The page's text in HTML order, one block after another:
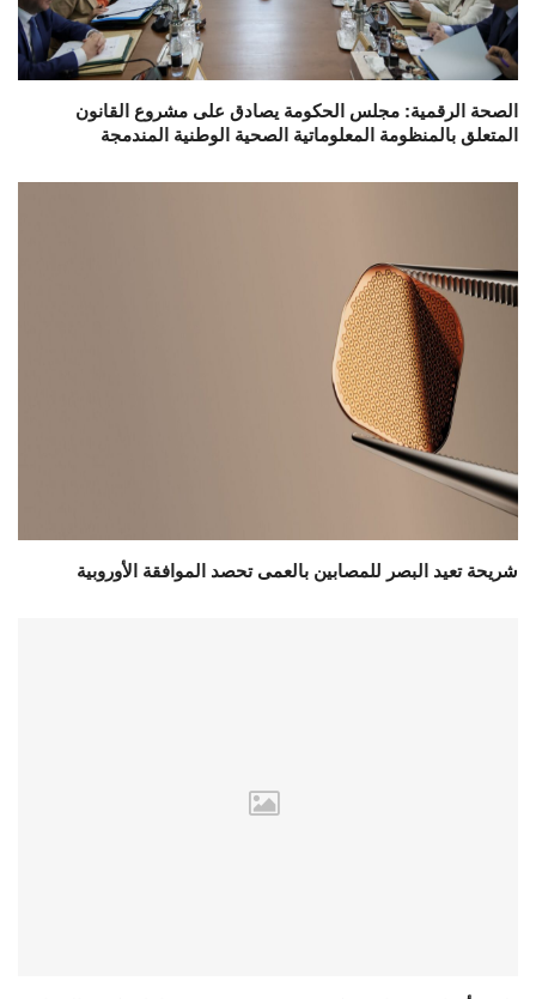
الصحة الرقمية: مجلس الحكومة يصادق على مشروع القانون
المتعلق بالمنظومة المعلوماتية الصحية الوطنية المندمجة
شريحة تعيد البصر للمصابين بالعمى تحصد الموافقة الأوروبية